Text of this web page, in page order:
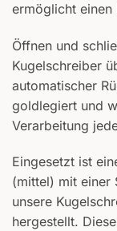
ermöglicht
Öffnen und
Kugelschreiber
automatischer
goldlegiert und
Verarbeitung
Eingesetzt ist
(mittel) mit einer
unsere
hergestellt.